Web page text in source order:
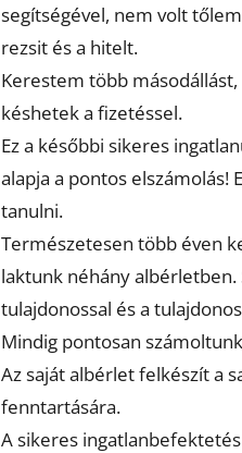
segítségével, nem volt
rezsit és a hitelt.
Kerestem több
késhetek a fizetéssel.
Ez a későbbi sikeres
alapja a pontos elszámolás!
tanulni.
Természetesen több éven
laktunk néhány albérletben.
tulajdonossal és a
Mindig pontosan
Az saját albérlet felkészít a
fenntartására.
A sikeres